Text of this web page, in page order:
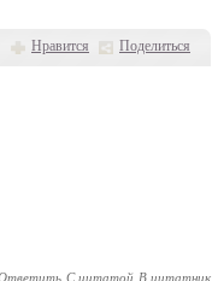
Нравится Поделиться
С цитатой В цитатник